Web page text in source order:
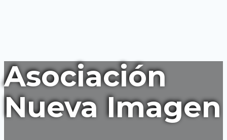
Asociación
Nueva Imagen